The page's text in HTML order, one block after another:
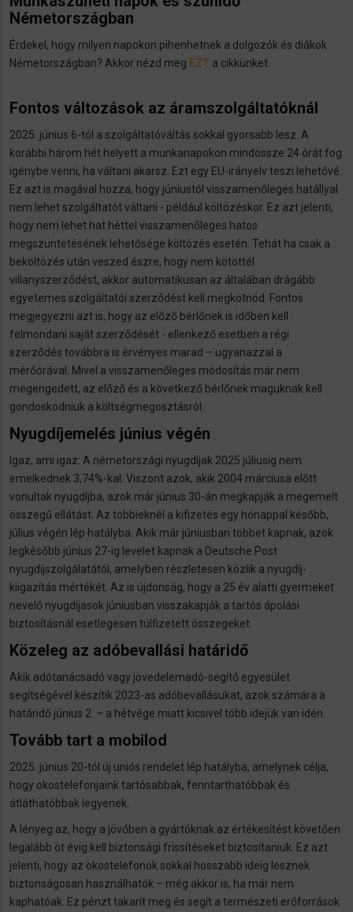
Németországban
Érdekel, hogy milyen napokon pihenhetnek a dolgozók és diákok
Németországban? Akkor nézd meg EZT a cikkünket.
Fontos változások az áramszolgáltatóknál
2025. június 6-tól a szolgáltatóváltás sokkal gyorsabb lesz. A
korábbi három hét helyett a munkanapokon mindössze 24 órát fog
igénybe venni, ha váltani akarsz. Ezt egy EU-irányelv teszi lehetővé.
Ez azt is magával hozza, hogy júniustól visszamenőleges hatállyal
nem lehet szolgáltatót váltani - például költözéskor. Ez azt jelenti,
hogy nem lehet hat héttel visszamenőleges hatos
megszüntetésének lehetősége költözés esetén. Tehát ha csak a
beköltözés után veszed észre, hogy nem kötöttél
villanyszerződést, akkor automatikusan az általában drágább
egyetemes szolgáltatói szerződést kell megkötnöd. Fontos
megjegyezni azt is, hogy az előző bérlőnek is időben kell
felmondani saját szerződését - ellenkező esetben a régi
szerződés továbbra is érvényes marad – ugyanazzal a
mérőórával. Mivel a visszamenőleges módosítás már nem
megengedett, az előző és a következő bérlőnek maguknak kell
gondoskodniuk a költségmegosztásról.
Nyugdíjemelés június végén
Igaz, ami igaz: A németországi nyugdíjak 2025 júliusig nem
emelkednek 3,74%-kal. Viszont azok, akik 2004 márciusa előtt
vonultak nyugdíjba, azok már június 30-án megkapják a megemelt
összegű ellátást. Az többieknél a kifizetés egy hónappal később,
július végén lép hatályba. Akik már júniusban többet kapnak, azok
legkésőbb június 27-ig levelet kapnak a Deutsche Post
nyugdíjszolgálatától, amelyben részletesen közlik a nyugdíj-
kiigazítás mértékét. Az is újdonság, hogy a 25 év alatti gyermeket
nevelő nyugdíjasok júniusban visszakapják a tartós ápolási
biztosításnál esetlegesen túlfizetett összegeket.
Közeleg az adóbevallási határidő
Akik adótanácsadó vagy jövedelemadó-segítő egyesület
segítségével készítik 2023-as adóbevallásukat, azok számára a
határidő június 2. – a hétvége miatt kicsivel több idejük van idén.
Tovább tart a mobilod
2025. június 20-tól új uniós rendelet lép hatályba, amelynek célja,
hogy okostelefonjaink tartósabbak, fenntarthatóbbak és
átláthatóbbak legyenek.
A lényeg az, hogy a jövőben a gyártóknak az értékesítést követően
legalább öt évig kell biztonsági frissítéseket biztosítaniuk. Ez azt
jelenti, hogy az okostelefonok sokkal hosszabb ideig lesznek
biztonságosan használhatók – még akkor is, ha már nem
kaphatóak. Ez pénzt takarít meg és segít a természeti erőforrások